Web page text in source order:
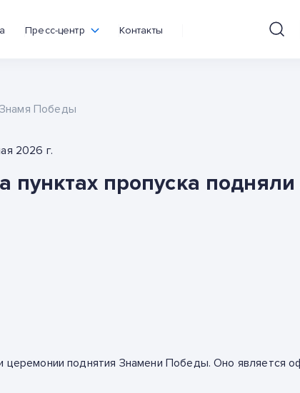
Пресс-центр Контакты
Победы
2026 г.
пунктах пропуска
церемонии поднятия Знамени Победы. Оно является